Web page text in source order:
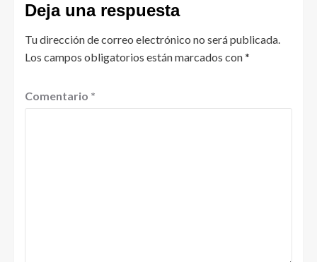
Deja una respuesta
Tu dirección de correo electrónico no será publicada.
Los campos obligatorios están marcados con*
Comentario *